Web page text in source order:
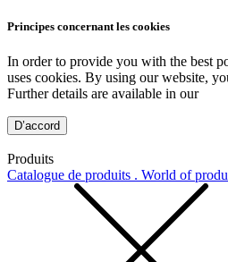
Principes concernant les cookies
In order to provide you with the best
uses cookies. By using our website,
Further details are available in our
D’accord
Produits
Catalogue de produits . World of